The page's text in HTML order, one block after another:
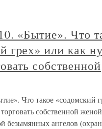
«Бытие». Что
грех» или как
собственной
Что такое «содомский
собственной
безымянных ангелов